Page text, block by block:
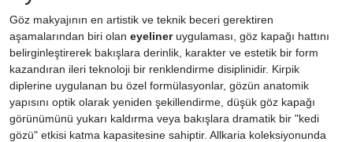
Göz makyajının en artistik ve teknik beceri gerektiren
aşamalarından biri olan eyelineruygulaması, göz kapağı hattını
belirginleştirerek bakışlara derinlik, karakter ve estetik bir form
kazandıran ileri teknoloji bir renklendirme disiplinidir. Kirpik
diplerine uygulanan bu özel formülasyonlar, gözün anatomik
yapısını optik olarak yeniden şekillendirme, düşük göz kapağı
görünümünü yukarı kaldırma veya bakışlara dramatik bir "kedi
gözü" etkisi katma kapasitesine sahiptir. Allkaria koleksiyonunda